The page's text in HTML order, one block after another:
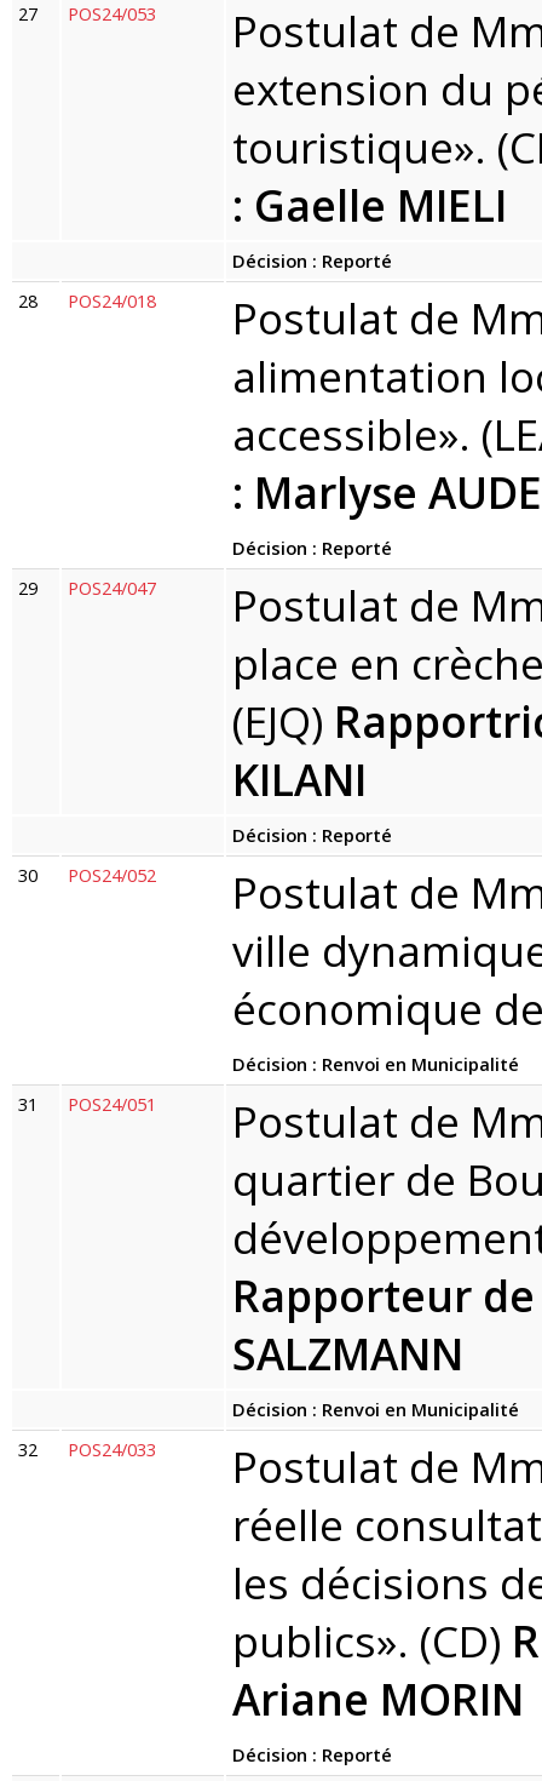
27
POS24/053
Postulat de
extension du
touristique».
: Gaelle MIELI
Décision : Reporté
28
POS24/018
Postulat de
alimentation
accessible».
: Marlyse
Décision : Reporté
29
POS24/047
Postulat de
place en
(EJQ)
KILANI
Décision : Reporté
30
POS24/052
Postulat de
ville
économique
Décision : Renvoi en Municipalité
31
POS24/051
Postulat de
quartier de
Rapporteur
SALZMANN
Décision : Renvoi en Municipalité
32
POS24/033
Postulat de
réelle
les décisions
publics». (CD)
Ariane MORIN
Décision : Reporté